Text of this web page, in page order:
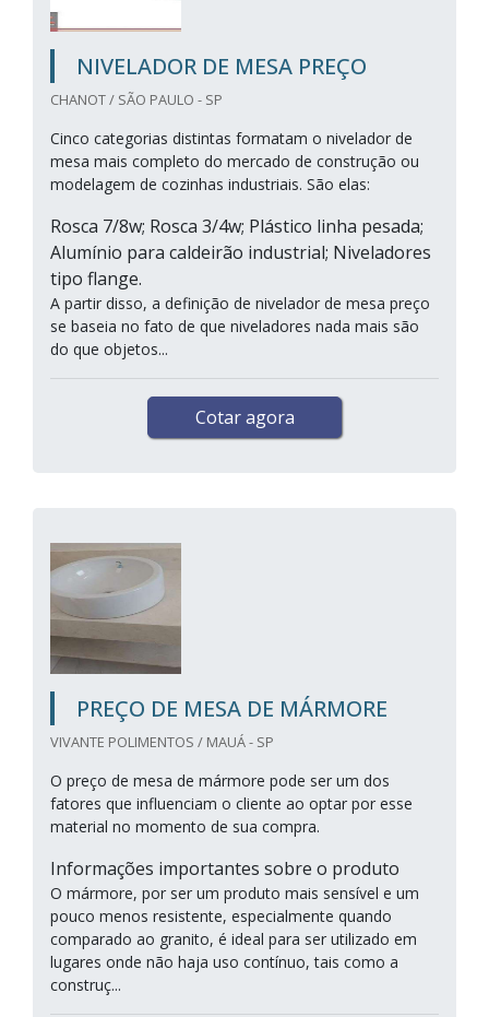
NIVELADOR DE MESA PREÇO
CHANOT / SÃO PAULO - SP
Cinco categorias distintas formatam o nivelador de
mesa mais completo do mercado de construção ou
modelagem de cozinhas industriais. São elas:
Rosca 7/8w; Rosca 3/4w; Plástico linha pesada;
Alumínio para caldeirão industrial; Niveladores
tipo flange.
A partir disso, a definição de nivelador de mesa preço
se baseia no fato de que niveladores nada mais são
do que objetos...
Cotar agora
PREÇO DE MESA DE MÁRMORE
VIVANTE POLIMENTOS / MAUÁ - SP
O preço de mesa de mármore pode ser um dos
fatores que influenciam o cliente ao optar por esse
material no momento de sua compra.
Informações importantes sobre o produto
O mármore, por ser um produto mais sensível e um
pouco menos resistente, especialmente quando
comparado ao granito, é ideal para ser utilizado em
lugares onde não haja uso contínuo, tais como a
construç...